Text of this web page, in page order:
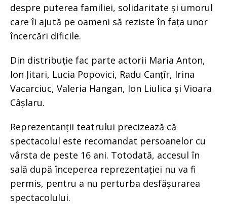
despre puterea familiei, solidaritate și umorul
care îi ajută pe oameni să reziste în fața unor
încercări dificile.
Din distribuție fac parte actorii Maria Anton,
Ion Jitari, Lucia Popovici, Radu Canțîr, Irina
Vacarciuc, Valeria Hangan, Ion Liulica și Vioara
Câșlaru.
Reprezentanții teatrului precizează că
spectacolul este recomandat persoanelor cu
vârsta de peste 16 ani. Totodată, accesul în
sală după începerea reprezentației nu va fi
permis, pentru a nu perturba desfășurarea
spectacolului.